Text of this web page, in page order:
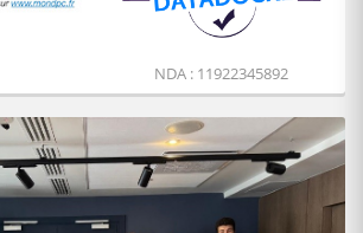
NDA : 11922345892